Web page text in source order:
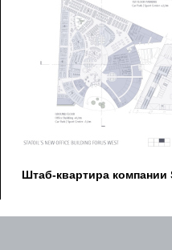
Штаб-квартира